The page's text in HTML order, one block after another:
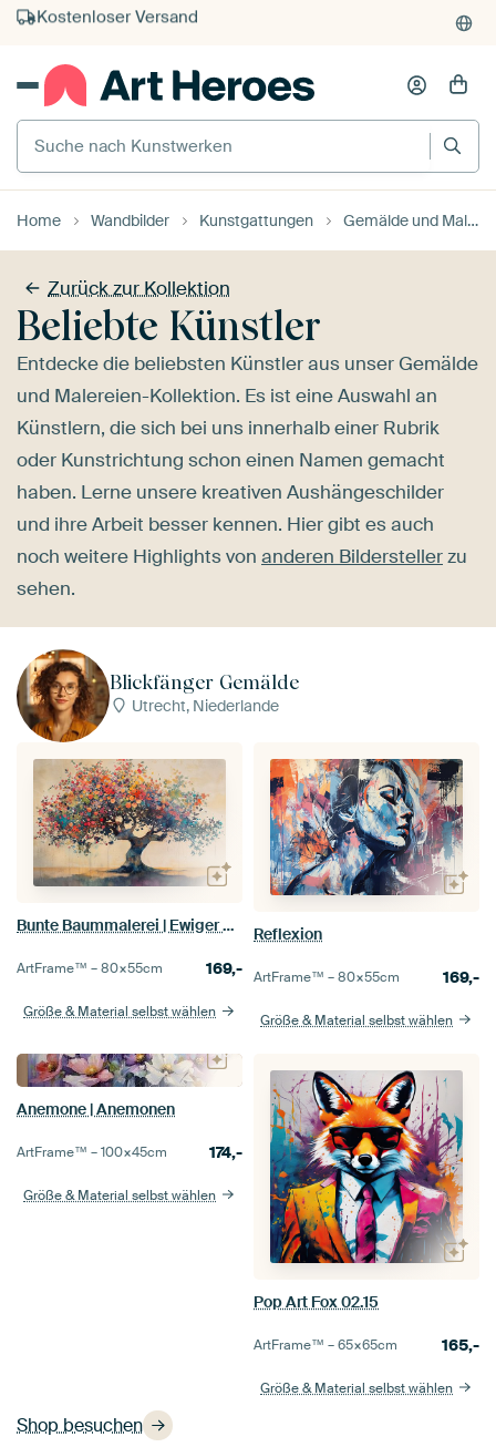
Kauf auf Rechnung
Individueller Druck auf Bestellung
Suche nach Kunstwerken
Home Wandbilder Kunstgattungen Gemälde und Malereien
Zurück zur Kollektion
Beliebte Künstler
Entdecke die beliebsten Künstler aus unser Gemälde
und Malereien-Kollektion. Es ist eine Auswahl an
Künstlern, die sich bei uns innerhalb einer Rubrik
oder Kunstrichtung schon einen Namen gemacht
haben. Lerne unsere kreativen Aushängeschilder
und ihre Arbeit besser kennen. Hier gibt es auch
noch weitere Highlights von anderen Bilderstellerzu
sehen.
Blickfänger Gemälde
Utrecht, Niederlande
Shop besuchen
Bunte Baummalerei | Ewiger Frühlingszauber
ArtFrame™ –80×55cm 169,-
Größe & Material selbst wählen
Reflexion
ArtFrame™ –80×55cm 169,-
Größe & Material selbst wählen
Anemone | Anemonen
ArtFrame™ –100×45cm 174,-
Größe & Material selbst wählen
Pop Art Fox 02.15
ArtFrame™ –65×65cm 165,-
Größe & Material selbst wählen